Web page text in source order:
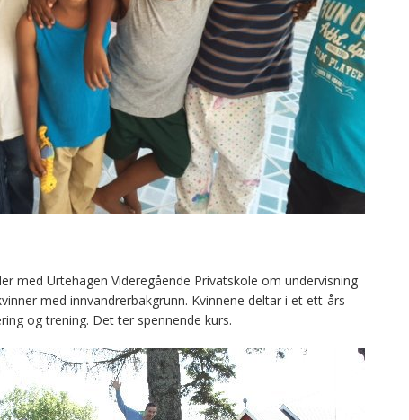
med Urtehagen Videregående Privatskole om undervisning
med innvandrerbakgrunn. Kvinnene deltar i et ett-års
og trening. Det ter spennende kurs.